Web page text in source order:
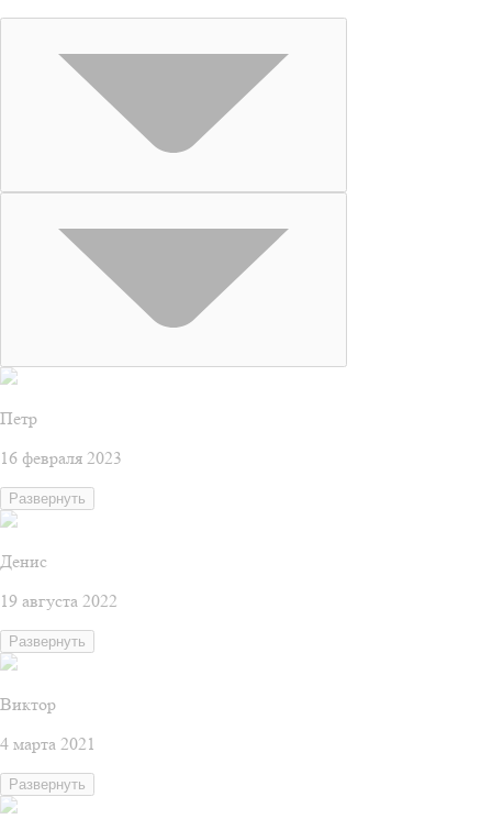
Петр
16 февраля 2023
Развернуть
Денис
19 августа 2022
Развернуть
Виктор
4 марта 2021
Развернуть